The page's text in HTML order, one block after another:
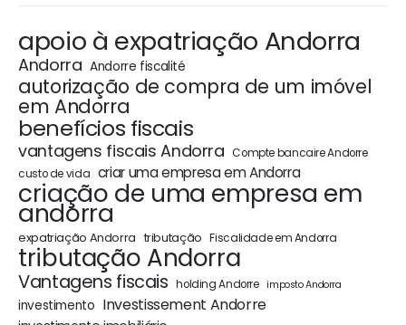
apoio à expatriação Andorra
Andorra Andorre fiscalité
autorização de compra de um imóvel
em Andorra
benefícios fiscais
vantagens fiscais Andorra Compte bancaire Andorre
custo de vida criar uma empresa em Andorra
criação de uma empresa em
andorra
expatriação Andorra tributação Fiscalidade em Andorra
tributação Andorra
Vantagens fiscais holding Andorre imposto Andorra
investimento Investissement Andorre